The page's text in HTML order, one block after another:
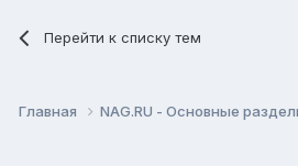
Перейти к списку тем
Главная NAG.RU - Основные